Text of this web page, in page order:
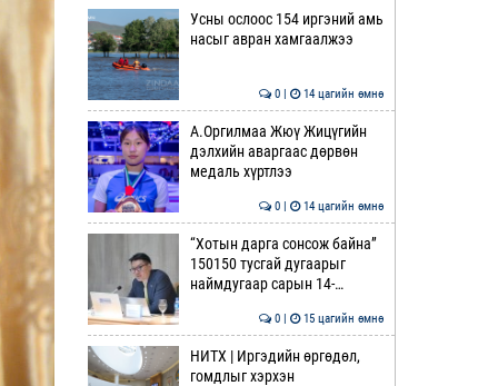
Усны ослоос 154 иргэний амь
насыг авран хамгаалжээ
0 | 14 цагийн өмнө
А.Оргилмаа Жюү Жицүгийн
дэлхийн аваргаас дөрвөн
медаль хүртлээ
0 | 14 цагийн өмнө
“Хотын дарга сонсож байна”
150150 тусгай дугаарыг
наймдугаар сарын 14-…
0 | 15 цагийн өмнө
НИТХ | Иргэдийн өргөдөл,
гомдлыг хэрхэн